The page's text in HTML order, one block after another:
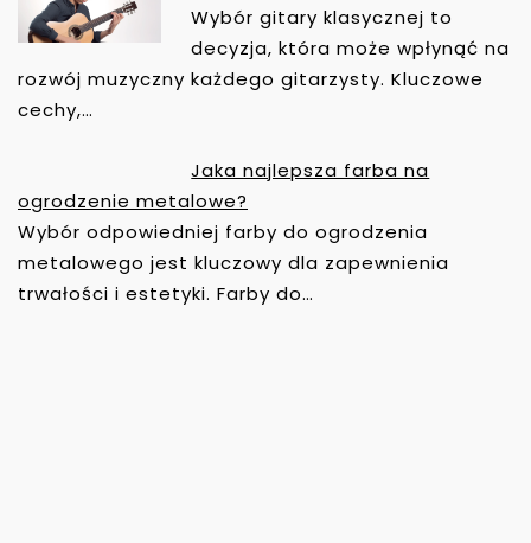
Wybór gitary klasycznej to
decyzja, która może wpłynąć na
rozwój muzyczny każdego gitarzysty. Kluczowe
cechy,…
Jaka najlepsza farba na
ogrodzenie metalowe?
Wybór odpowiedniej farby do ogrodzenia
metalowego jest kluczowy dla zapewnienia
trwałości i estetyki. Farby do…